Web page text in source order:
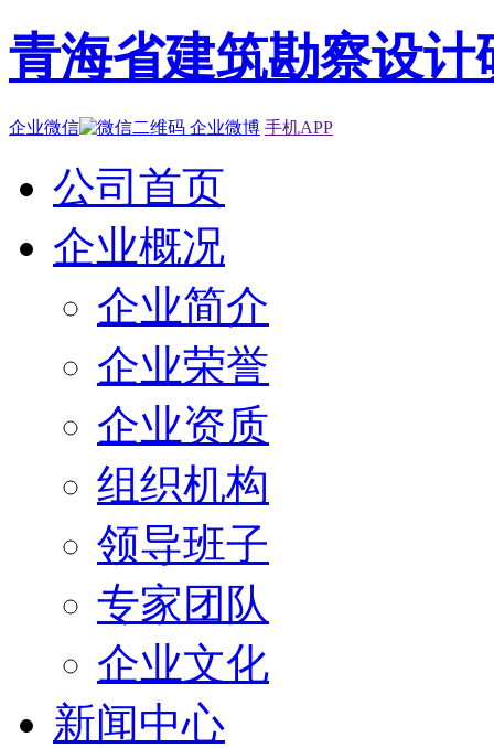
青海省建筑勘察设
企业微信 企业微博 手机APP
公司首页
企业概况
企业简介
企业荣誉
企业资质
组织机构
领导班子
专家团队
企业文化
新闻中心